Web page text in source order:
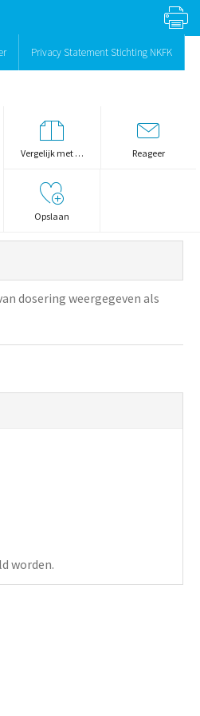
Privacy Statement Stichting NKFK
Vergelijk met … Reageer
Opslaan
dosering weergegeven als
worden.